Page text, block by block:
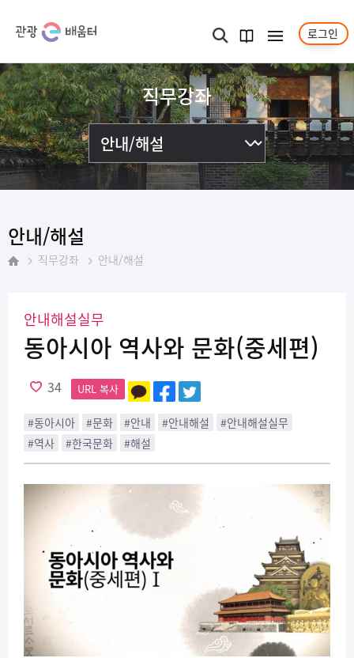
검색
과정
안내서
메뉴보기 로그인
직무강좌
안내/해설
직무강좌 안내/해설
안내해설실무
동아시아 역사와 문화(중세편)
34 URL 복사
#동아시아 #문화 #안내 #안내해설
#안내해설실무
#역사
#한국문화 #해설